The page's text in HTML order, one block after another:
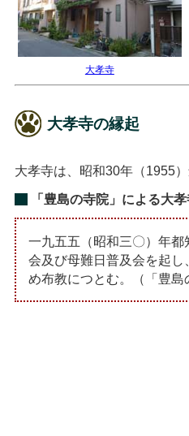
大孝寺
大孝寺の縁起
大孝寺は、昭和30年（1955
「豊島の寺院」による大
一九五五（昭和三〇）年
会及び母難日普及会を起し
め布教につとむ。（「豊島